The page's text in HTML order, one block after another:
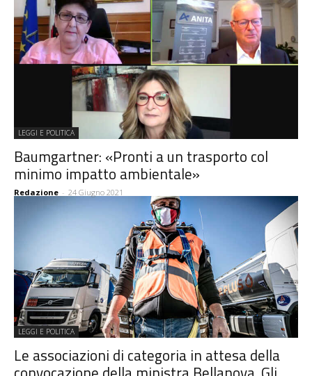
LEGGI E POLITICA
Baumgartner: «Pronti a un trasporto col
minimo impatto ambientale»
Redazione - 24 Giugno 2021
LEGGI E POLITICA
Le associazioni di categoria in attesa della